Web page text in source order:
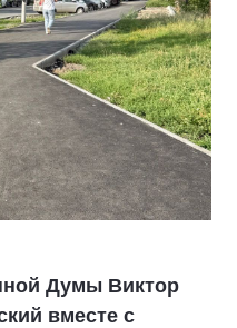
Думы Виктор
вместе с